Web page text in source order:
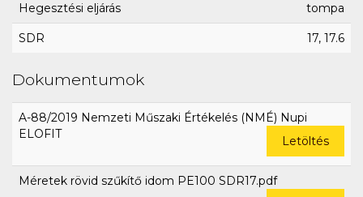
Hegesztési eljárás tompa
SDR 17, 17.6
Dokumentumok
A-88/2019 Nemzeti Műszaki Értékelés (NMÉ) Nupi
ELOFIT
Letöltés
Méretek rövid szűkítő idom PE100 SDR17.pdf